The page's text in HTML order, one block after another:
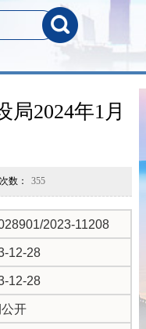
2024年1月
数： 355
2023-11208
12-28
12-28
开